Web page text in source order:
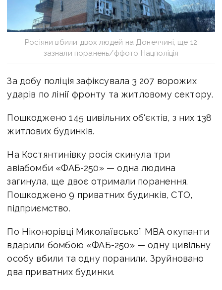
Росіяни вбили двох людей на Донеччині, ще 12
зазнали поранень/ффото Нацполіція
За добу поліція зафіксувала 3 207 ворожих
ударів по лінії фронту та житловому сектору.
Пошкоджено 145 цивільних об'єктів, з них 138
житлових будинків.
На Костянтинівку росія скинула три
авіабомби «ФАБ-250» — одна людина
загинула, ще двоє отримали поранення.
Пошкоджено 9 приватних будинків, СТО,
підприємство.
По Ніконорівці Миколаївської МВА окупанти
вдарили бомбою «ФАБ-250» — одну цивільну
особу вбили та одну поранили. Зруйновано
два приватних будинки.